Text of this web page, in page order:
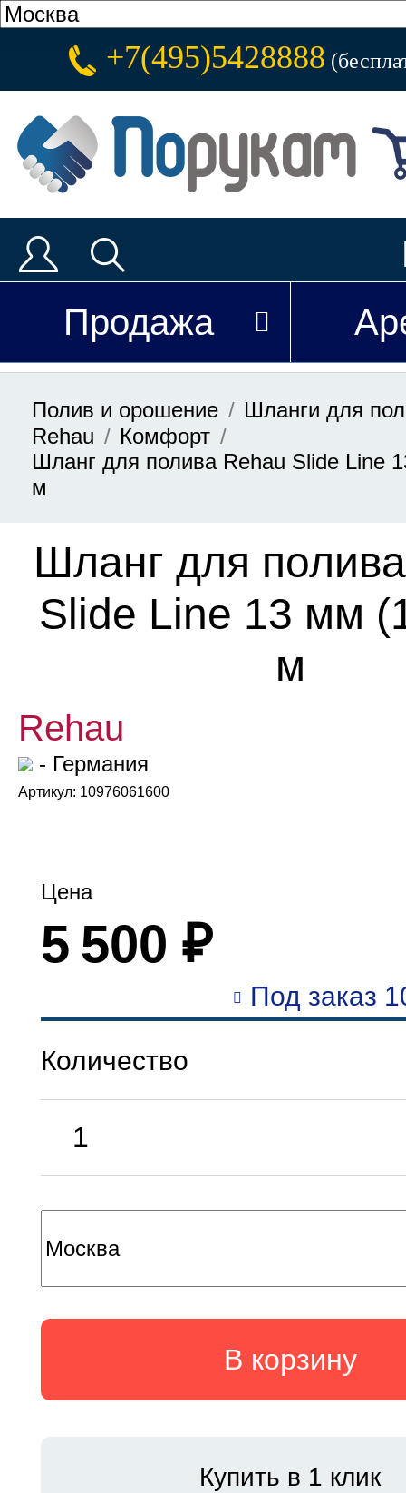
+7(495)5428888
Продажа
Полив и орошение
Шланги для
Rehau
Комфорт
Шланг для полива Rehau Slide Line
м
Шланг для
Slide Line 13 мм
м
Rehau
- Германия
Артикул: 10976061600
Цена
5 500 ₽
Под заказ
Количество
В корзину
Купить в 1 клик